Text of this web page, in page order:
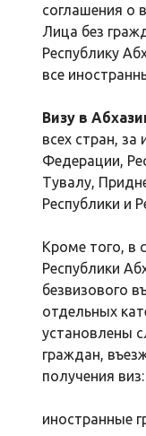
соглашения о
Лица без
Республику
все
Визу в
всех стран,
Федерации,
Тувалу,
Республики и
Кроме того, в
Республики
безвизового
отдельных
установлены
граждан,
получения виз:
иностранные